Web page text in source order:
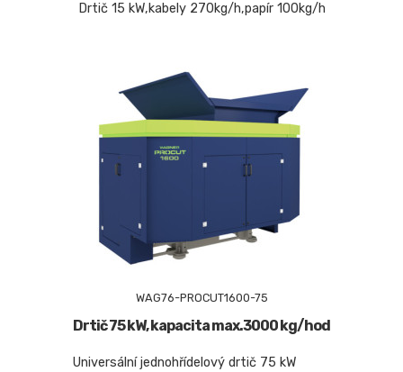
Drtič 15 kW,kabely 270kg/h,papír 100kg/h
WAG76-PROCUT1600-75
Drtič 75 kW, kapacita max.3000 kg/hod
Universální jednohřídelový drtič 75 kW